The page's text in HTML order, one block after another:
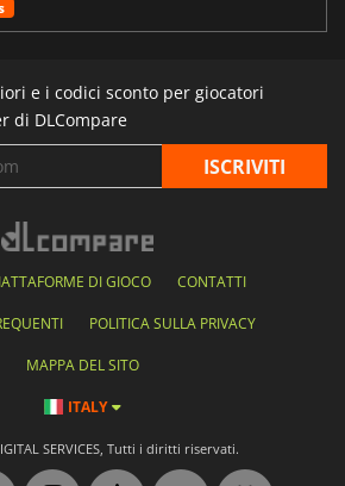
e i codici sconto per giocatori
di DLCompare
DI GIOCO CONTATTI
POLITICA SULLA PRIVACY
MAPPA DEL SITO
ITALY
SERVICES, Tutti i diritti riservati.